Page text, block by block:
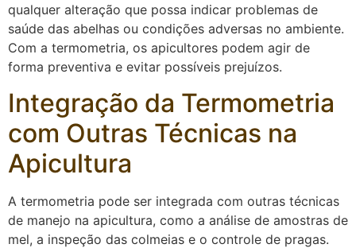
qualquer alteração que possa indicar problemas de
saúde das abelhas ou condições adversas no ambiente.
Com a termometria, os apicultores podem agir de
forma preventiva e evitar possíveis prejuízos.
Integração da Termometria
com Outras Técnicas na
Apicultura
A termometria pode ser integrada com outras técnicas
de manejo na apicultura, como a análise de amostras de
mel, a inspeção das colmeias e o controle de pragas.